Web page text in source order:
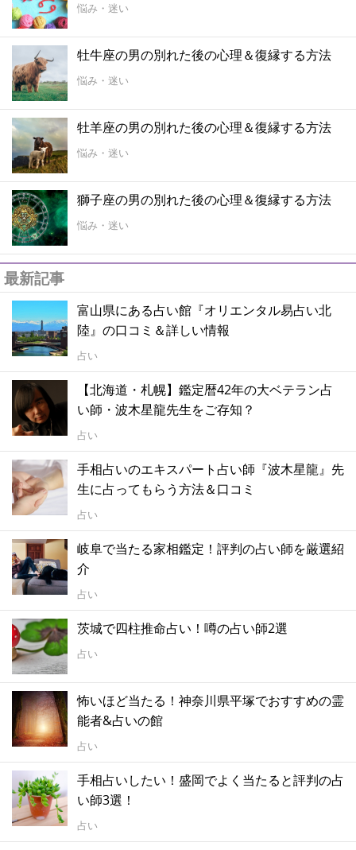
悩み・迷い
牡牛座の男の別れた後の心理＆復縁する方法
悩み・迷い
牡羊座の男の別れた後の心理＆復縁する方法
悩み・迷い
獅子座の男の別れた後の心理＆復縁する方法
悩み・迷い
最新記事
富山県にある占い館『オリエンタル易占い北
陸』の口コミ＆詳しい情報
占い
【北海道・札幌】鑑定暦42年の大ベテラン占
い師・波木星龍先生をご存知？
占い
手相占いのエキスパート占い師『波木星龍』先
生に占ってもらう方法＆口コミ
占い
岐阜で当たる家相鑑定！評判の占い師を厳選紹
介
占い
茨城で四柱推命占い！噂の占い師2選
占い
怖いほど当たる！神奈川県平塚でおすすめの霊
能者&占いの館
占い
手相占いしたい！盛岡でよく当たると評判の占
い師3選！
占い